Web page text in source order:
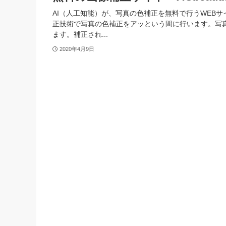
AI（人工知能）が、写真の色補正を無料で行うWEB
正技術で写真の色補正をアッという間に行います。
ます。補正され...
2020年4月9日